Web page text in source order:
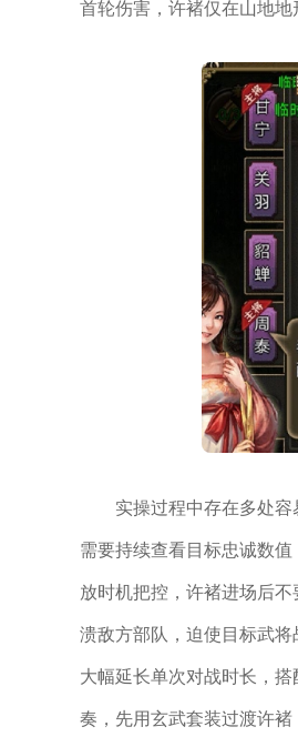
首轮伤害，许褚仅在山地地
实操过程中存在多处
需要持续查看目标忠诚数
放时机把控，许褚进场后
溃敌方部队，迫使目标武
大幅延长单次对战时长，
奏，先用玄武套装过渡许